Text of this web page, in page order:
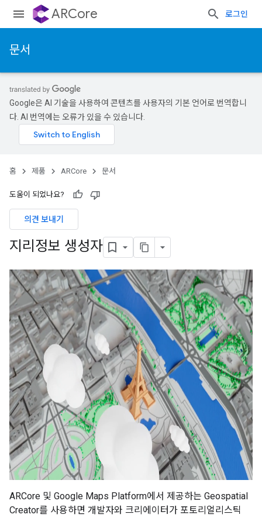
ARCore 로그인
문서
Google은 AI 기술을 사용하여 콘텐츠를 사용자의 기본 언어로 번역합니
다. AI 번역에는 오류가 있을 수 있습니다.
홈 제품 ARCore 문서
도움이 되었나요?
의견 보내기
지리정보 생성자
ARCore 및 Google Maps Platform에서 제공하는 Geospatial
Creator를 사용하면 개발자와 크리에이터가 포토리얼리스틱